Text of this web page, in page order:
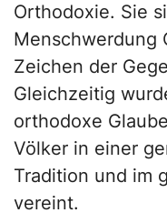
Orthodoxie. Sie
Menschwerdung
Zeichen der
Gleichzeitig
orthodoxe
Völker in einer
Tradition und im
vereint.